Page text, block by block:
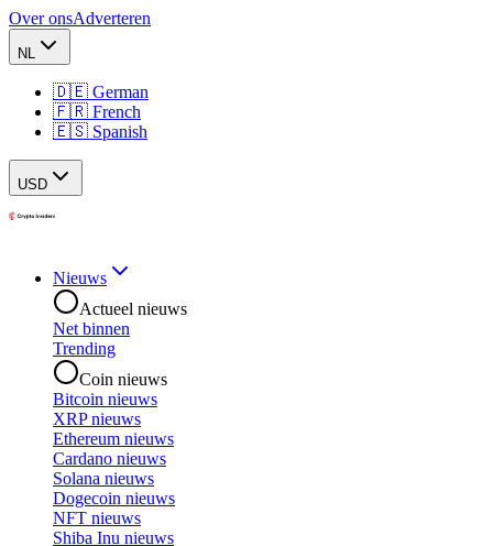
Over onsAdverteren
NL
🇩🇪 German
🇫🇷 French
🇪🇸 Spanish
USD
Nieuws
Actueel nieuws
Net binnen
Trending
Coin nieuws
Bitcoin nieuws
XRP nieuws
Ethereum nieuws
Cardano nieuws
Solana nieuws
Dogecoin nieuws
NFT nieuws
Shiba Inu nieuws